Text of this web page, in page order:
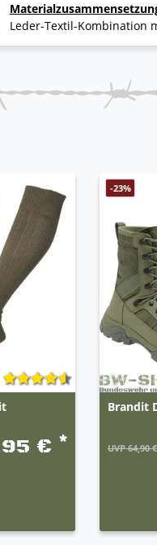
Leder-Textil-Kombination
€ *
-23%
Brandit
UVP 64,90 €